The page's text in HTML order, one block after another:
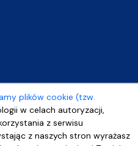
plików cookie (tzw.
w celach autoryzacji,
z serwisu
z naszych stron wyrażasz